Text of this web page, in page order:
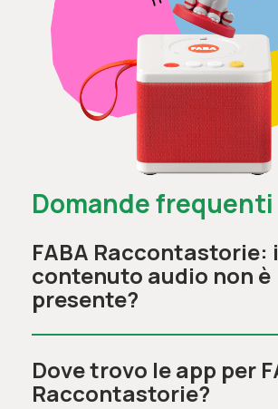
Domande frequenti
FABA Raccontastorie:
contenuto audio non è
presente?
Dove trovo le app per
Raccontastorie?